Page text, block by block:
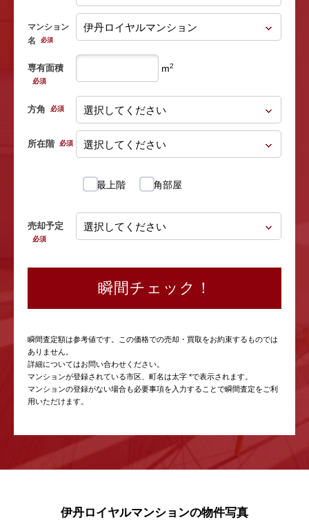
マンション
名
必須
専有面積
必須
m2
方角 必須
所在階 必須
最上階 角部屋
売却予定
必須
瞬間チェック！
瞬間査定額は参考値です。この価格での売却・買取をお約束するものでは
ありません。
詳細についてはお問い合わせください。
マンションが登録されている市区、町名は太字 *で表示されます。
マンションの登録がない場合も必要事項を入力することで瞬間査定をご利
用いただけます。
伊丹ロイヤルマンションの物件写真